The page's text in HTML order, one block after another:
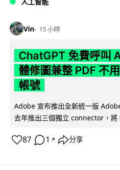
Vin 15 小時
ChatGPT 免費呼叫
體修圖兼整 PDF 不
帳號
Adobe 宣布推出全新統一版
去年推出三個獨立 connector，
87 1 ↗ 分享